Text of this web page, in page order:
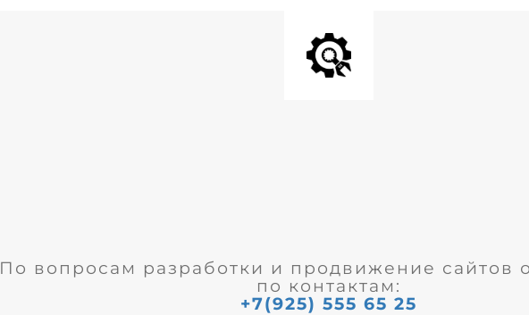
По вопросам разработки и продвижение сайтов
по контактам:
+7(925) 555 65 25